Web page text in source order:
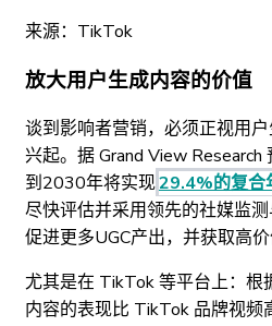
来源：TikTok
放大用户生成内容的价值
谈到影响者营销，必须正视用
兴起。据 Grand View Research
到2030年将实现29.4%的复合
尽快评估并采用领先的社媒监
促进更多UGC产出，并获取高价
尤其是在 TikTok 等平台上：根
内容的表现比 TikTok 品牌视频